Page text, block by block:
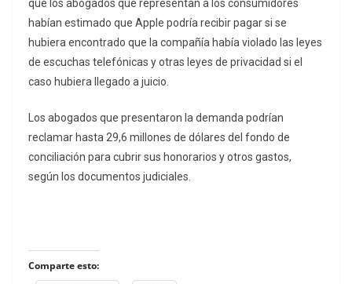
que los abogados que representan a los consumidores
habían estimado que Apple podría recibir pagar si se
hubiera encontrado que la compañía había violado las leyes
de escuchas telefónicas y otras leyes de privacidad si el
caso hubiera llegado a juicio.
Los abogados que presentaron la demanda podrían
reclamar hasta 29,6 millones de dólares del fondo de
conciliación para cubrir sus honorarios y otros gastos,
según los documentos judiciales.
Comparte esto: